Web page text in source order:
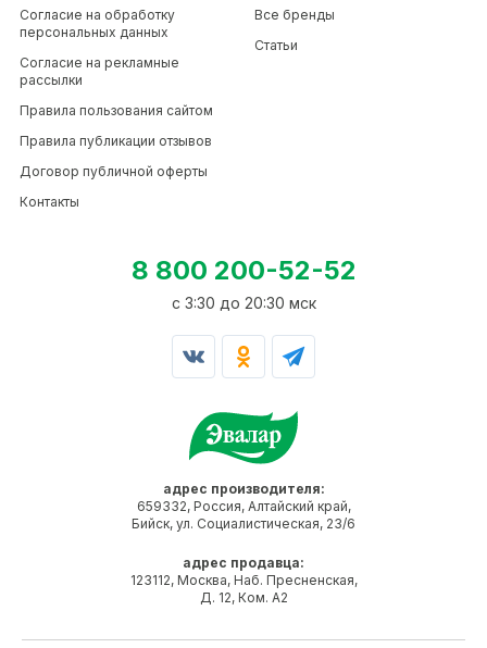
адрес производителя:
659332, Россия, Алтайский край,
Бийск, ул. Социалистическая, 23/6
адрес продавца:
123112, Москва, Наб. Пресненская,
Д. 12, Ком. А2
Согласие на обработку
персональных данных
Согласие на рекламные
рассылки
Правила пользования сайтом
Правила публикации отзывов
Договор публичной оферты
Контакты
Все бренды
Статьи
8 800 200-52-52
c 3:30 до 20:30 мск